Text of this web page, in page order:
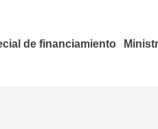
de financiamiento